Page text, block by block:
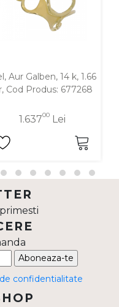
Aur Galben, 14 k, 1.66
Cod Produs: 677268
1.63700 Lei
Aboneaza-te
confidentialitate